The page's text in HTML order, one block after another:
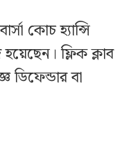
কোচ হ্যান্সি
ফ্লিক ক্লাব
বা